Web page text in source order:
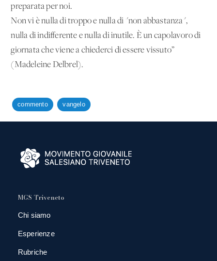
preparata per noi.
Non vi è nulla di troppo e nulla di "non abbastanza",
nulla di indifferente e nulla di inutile. È un capolavoro di
giornata che viene a chiederci di essere vissuto”
(Madeleine Delbrel).
commento vangelo
MGS Triveneto
Chi siamo
Esperienze
Rubriche